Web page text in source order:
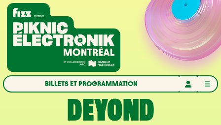
Aller à la navigation
Aller au contenu
Accueil
BILLETS ET PROGRAMMATION
DEYOND